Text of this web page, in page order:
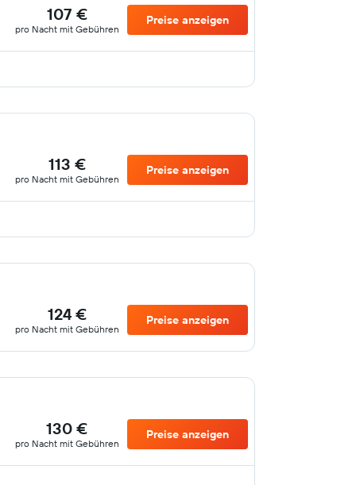
107 €
pro Nacht mit Gebühren
Preise anzeigen
113 €
pro Nacht mit Gebühren
Preise anzeigen
124 €
pro Nacht mit Gebühren
Preise anzeigen
130 €
pro Nacht mit Gebühren
Preise anzeigen